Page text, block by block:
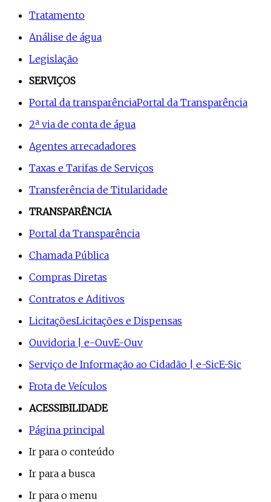
Tratamento
Análise de água
Legislação
SERVIÇOS
Portal da transparênciaPortal da Transparência
2ª via de conta de água
Agentes arrecadadores
Taxas e Tarifas de Serviços
Transferência de Titularidade
TRANSPARÊNCIA
Portal da Transparência
Chamada Pública
Compras Diretas
Contratos e Aditivos
LicitaçõesLicitações e Dispensas
Ouvidoria | e-OuvE-Ouv
Serviço de Informação ao Cidadão | e-SicE-Sic
Frota de Veículos
ACESSIBILIDADE
Página principal
Ir para o conteúdo
Ir para a busca
Ir para o menu